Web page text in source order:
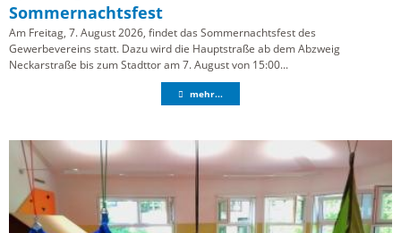
Sommernachtsfest
Am Freitag, 7. August 2026, findet das Sommernachtsfest des
Gewerbevereins statt. Dazu wird die Hauptstraße ab dem Abzweig
Neckarstraße bis zum Stadttor am 7. August von 15:00...
mehr...